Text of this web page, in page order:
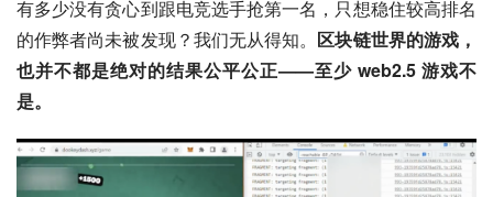
有多少没有贪心到跟电竞选手抢第一名，只想稳住较高排名
的作弊者尚未被发现？我们无从得知。 区块链世界的游戏，
也并不都是绝对的结果公平公正——至少 web2.5 游戏不
是。